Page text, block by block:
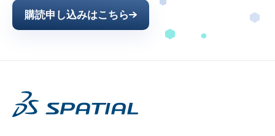
購読申し込みはこちら